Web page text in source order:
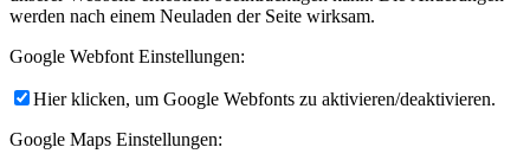
werden nach einem Neuladen der Seite wirksam.
Google Webfont Einstellungen:
Hier klicken, um Google Webfonts zu aktivieren/deaktivieren.
Google Maps Einstellungen: